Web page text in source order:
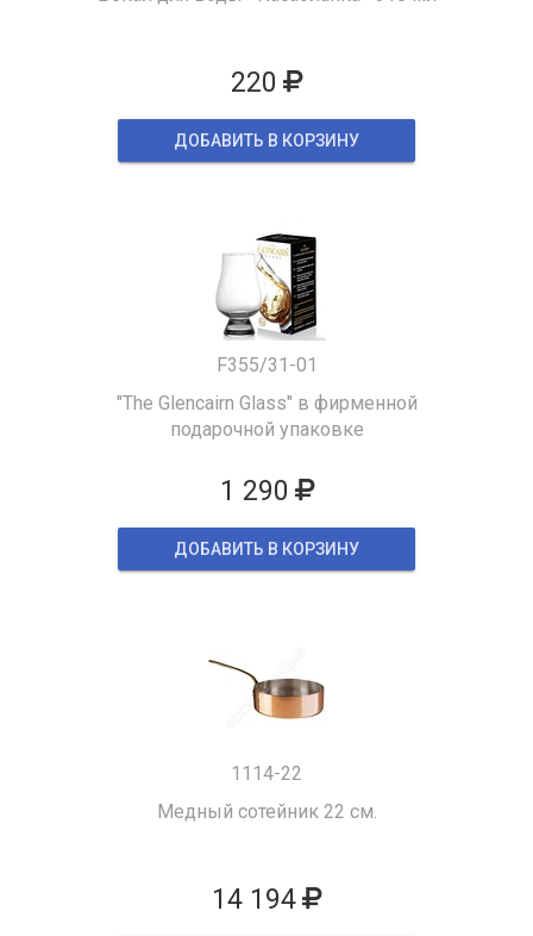
220
ДОБАВИТЬ В КОРЗИНУ
F355/31-01
"The Glencairn Glass" в фирменной
подарочной упаковке
1 290
ДОБАВИТЬ В КОРЗИНУ
1114-22
Медный сотейник 22 см.
14 194